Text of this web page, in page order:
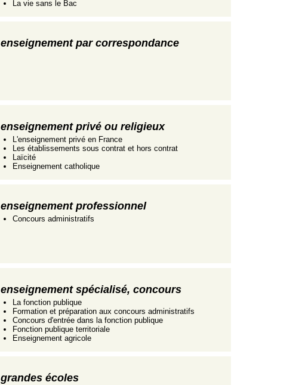
La vie sans le Bac
enseignement par correspondance
enseignement privé ou religieux
L'enseignement privé en France
Les établissements sous contrat et hors contrat
Laïcité
Enseignement catholique
enseignement professionnel
Concours administratifs
enseignement spécialisé, concours
La fonction publique
Formation et préparation aux concours administratifs
Concours d'entrée dans la fonction publique
Fonction publique territoriale
Enseignement agricole
grandes écoles